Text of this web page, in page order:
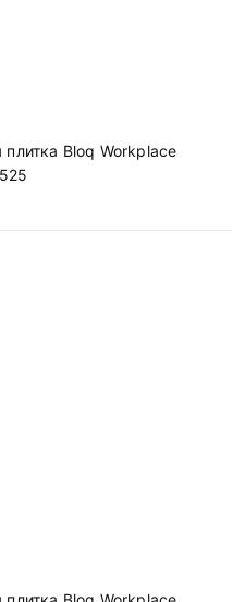
плитка Bloq Workplace